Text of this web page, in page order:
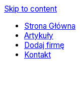
Skip to content
Strona Główna
Artykuły
Dodaj firmę
Kontakt